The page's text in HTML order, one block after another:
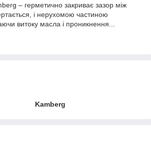
– герметично закриває зазор між
і нерухомою частиною
витоку масла і проникнення...
Kamberg